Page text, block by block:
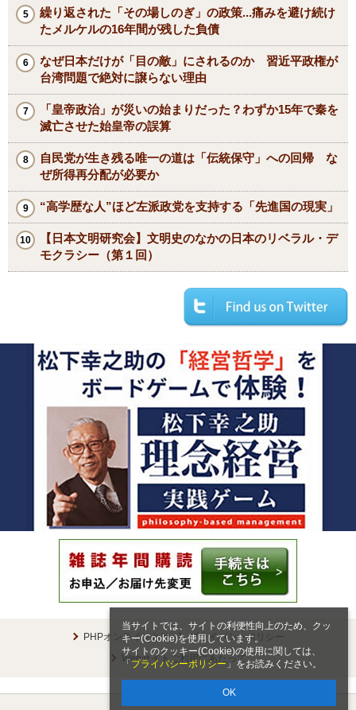
当サイトでは、サイトの利便性向上のため、クッ
キー(Cookie)を使用しています。
サイトのクッキー(Cookie)の使用に関しては、
「 プライバシーポリシー 」をお読みください。
OK
繰り返された「その場しのぎ」の政策...痛みを避け続け
たメルケルの16年間が残した負債
なぜ日本だけが「目の敵」にされるのか 習近平政権が
台湾問題で絶対に譲らない理由
「皇帝政治」が災いの始まりだった？わずか15年で秦を
滅亡させた始皇帝の誤算
自民党が生き残る唯一の道は「伝統保守」への回帰 な
ぜ所得再分配が必要か
“高学歴な人”ほど左派政党を支持する「先進国の現実」
【日本文明研究会】文明史のなかの日本のリベラル・デ
モクラシー（第１回）
PHPオンラインとは
プライバシーポリシー
Webサイトご利用にあたって